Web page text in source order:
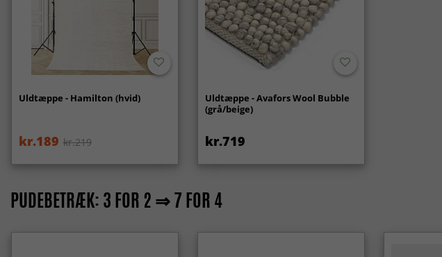
Uldtæppe - Hamilton (hvid)
kr.189 kr.219
Uldtæppe - Avafors Wool Bubble
(grå/beige)
kr.719
PUDEBETRÆK: 3 FOR 2 ⇒ 7 FOR 4